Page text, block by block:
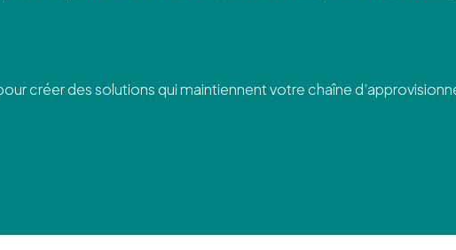
créer des solutions qui maintiennent votre chaîne